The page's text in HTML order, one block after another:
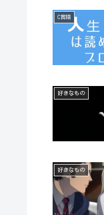
C言語
好きなもの
好きなもの